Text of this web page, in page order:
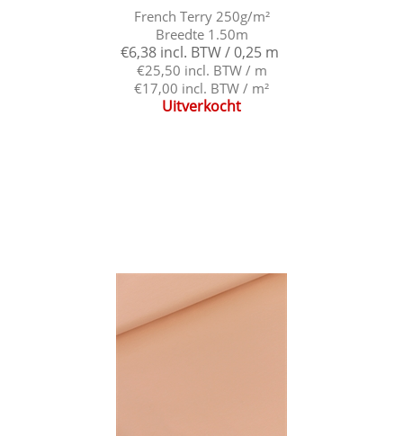
French Terry 250g/m²
Breedte 1.50m
€6,38 incl. BTW / 0,25 m
€25,50 incl. BTW / m
€17,00 incl. BTW / m²
Uitverkocht